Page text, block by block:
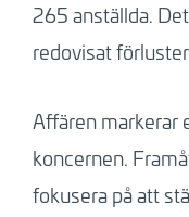
265 anställda.
redovisat
Affären markerar
koncernen.
fokusera på att